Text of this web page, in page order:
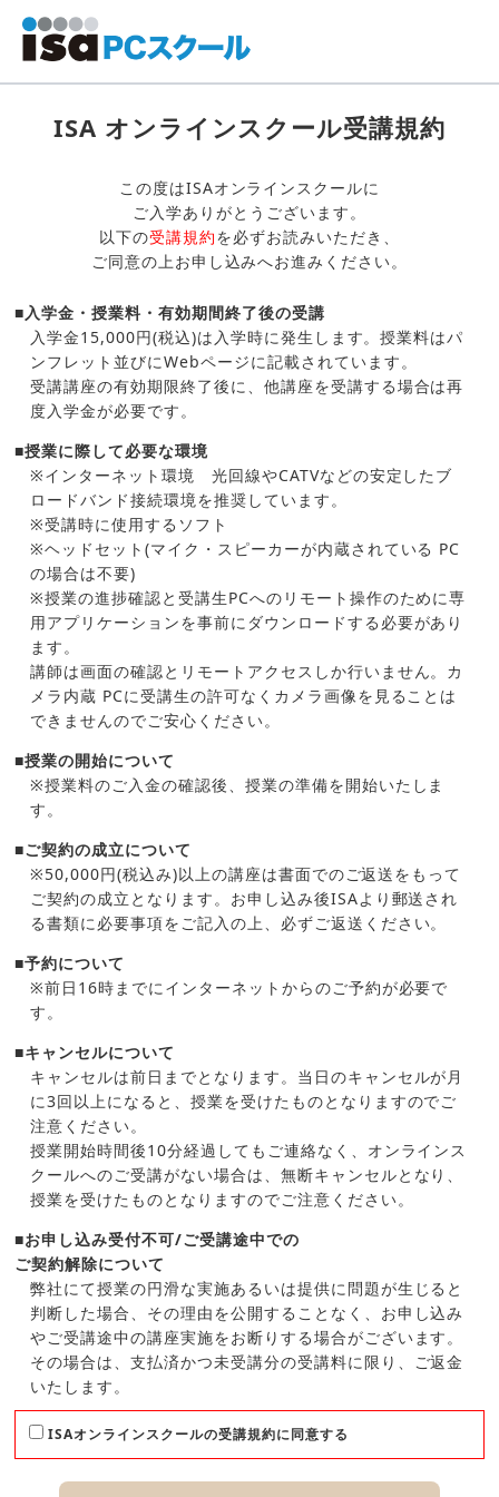
ISA オンラインスクール受講規約
この度はISAオンラインスクールに
ご入学ありがとうございます。
以下の受講規約を必ずお読みいただき、
ご同意の上お申し込みへお進みください。
■入学金・授業料・有効期間終了後の受講
入学金15,000円(税込)は入学時に発生します。授業料はパ
ンフレット並びにWebページに記載されています。
受講講座の有効期限終了後に、他講座を受講する場合は再
度入学金が必要です。
■授業に際して必要な環境
※インターネット環境 光回線やCATVなどの安定したブ
ロードバンド接続環境を推奨しています。
※受講時に使用するソフト
※ヘッドセット(マイク・スピーカーが内蔵されている PC
の場合は不要)
※授業の進捗確認と受講生PCへのリモート操作のために専
用アプリケーションを事前にダウンロードする必要があり
ます。
講師は画面の確認とリモートアクセスしか行いません。カ
メラ内蔵 PCに受講生の許可なくカメラ画像を見ることは
できませんのでご安心ください。
■授業の開始について
※授業料のご入金の確認後、授業の準備を開始いたしま
す。
■ご契約の成立について
※50,000円(税込み)以上の講座は書面でのご返送をもって
ご契約の成立となります。お申し込み後ISAより郵送され
る書類に必要事項をご記入の上、必ずご返送ください。
■予約について
※前日16時までにインターネットからのご予約が必要で
す。
■キャンセルについて
キャンセルは前日までとなります。当日のキャンセルが月
に3回以上になると、授業を受けたものとなりますのでご
注意ください。
授業開始時間後10分経過してもご連絡なく、オンラインス
クールへのご受講がない場合は、無断キャンセルとなり、
授業を受けたものとなりますのでご注意ください。
■お申し込み受付不可/ご受講途中での
ご契約解除について
弊社にて授業の円滑な実施あるいは提供に問題が生じると
判断した場合、その理由を公開することなく、お申し込み
やご受講途中の講座実施をお断りする場合がございます。
その場合は、支払済かつ未受講分の受講料に限り、ご返金
いたします。
ISAオンラインスクールの受講規約に同意する